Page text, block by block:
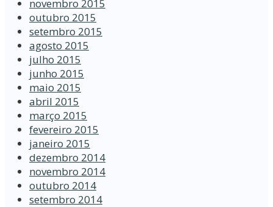
novembro 2015
outubro 2015
setembro 2015
agosto 2015
julho 2015
junho 2015
maio 2015
abril 2015
março 2015
fevereiro 2015
janeiro 2015
dezembro 2014
novembro 2014
outubro 2014
setembro 2014